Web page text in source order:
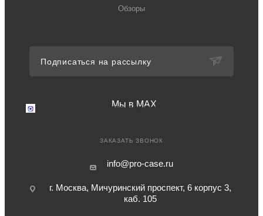
Обзоры
Подписаться на рассылку
Мы в MAX
Мы в MAX
Перейдите в мессенджер MAX
ЗАКАЗАТЬ ЗВОНОК
info@pro-case.ru
г. Москва, Мичуринский проспект, 6 корпус 3,
каб. 105